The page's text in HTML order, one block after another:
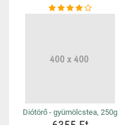
Diótörő - gyümölcstea, 250g